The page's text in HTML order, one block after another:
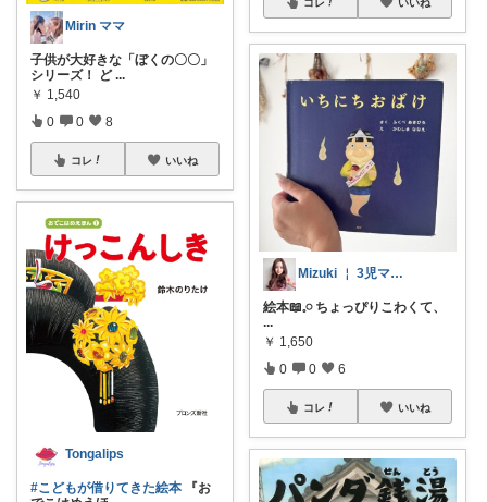
Mirin ママ
子供が大好きな「ぼくの〇〇」
シリーズ！ ど ...
￥ 1,540
0 0 8
コレ いいね
Tongalips
#こどもが借りてきた絵本 『お
Mizuki ￤ 3児ママの愛用品
絵本📖𓈒𓏸︎︎︎︎ ちょっぴりこわくて、
...
￥ 1,650
0 0 6
コレ いいね